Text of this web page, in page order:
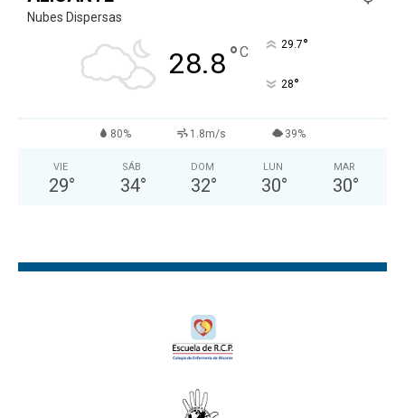
Nubes Dispersas
28.8°C 29.7°
28°
80% 1.8m/s 39%
VIE
29°
SÁB
34°
DOM
32°
LUN
30°
MAR
30°